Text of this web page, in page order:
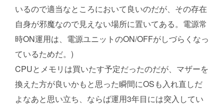
いるので適当なところにおいて良いのだが、その存在
自身が邪魔なので見えない場所に置いてある。電源常
時ON運用は、電源ユニットのON/OFFがしづらくなっ
ているためだ。)
CPUとメモリは買いたす予定だったのだが、マザーを
換えた方が良いかもと思った瞬間にOSも入れ直しだ
よなあと思い立ち、ならば運用3年目には突入してい